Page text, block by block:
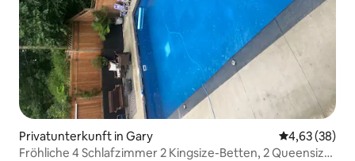
Privatunterkunft in Gary
4,63 (38)
Fröhliche 4 Schlafzimmer 2 Kingsize-Betten, 2 Queensize-